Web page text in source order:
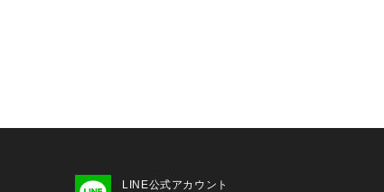
LINE公式アカウント